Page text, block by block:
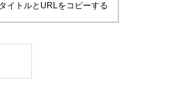
イトルとURLをコピーする